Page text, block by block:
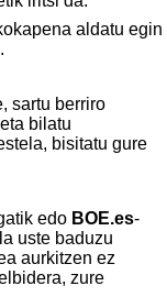
aldatu egin
sartu berriro
bilatu
bisitatu gure
edo BOE.es-
uste baduzu
aurkitzen ez
zure